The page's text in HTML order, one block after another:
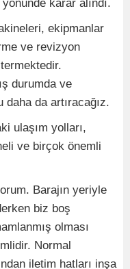
karar alındı.
ekipmanlar
ve revizyon
durumda ve
da artıracağız.
ulaşım yolları,
ve birçok önemli
Barajın yeriyle
biz boş
olması
Normal
iletim hatları inşa